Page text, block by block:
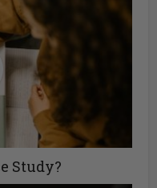
Study?